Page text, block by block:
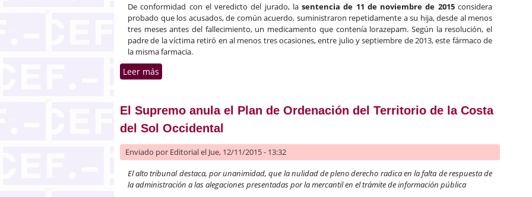
De conformidad con el veredicto del jurado, lasentencia de 11 de noviembre de 2015considera
probado que los acusados, de común acuerdo, suministraron repetidamente a su hija, desde al menos
tres meses antes del fallecimiento, un medicamento que contenía lorazepam. Según la resolución, el
padre de la víctima retiró en al menos tres ocasiones, entre julio y septiembre de 2013, este fármaco de
la misma farmacia.
Leer más
El Supremo anula el Plan de Ordenación del Territorio de la Costa
del Sol Occidental
Enviado por Editorialel Jue, 12/11/2015 - 13:32
El alto tribunal destaca, por unanimidad, que la nulidad de pleno derecho radica en la falta de respuesta de
la administración a las alegaciones presentadas por la mercantil en el trámite de información pública